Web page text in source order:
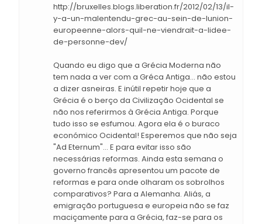
http://bruxelles.blogs.liberation.fr/2012/02/13/il-
y-a-un-malentendu-grec-au-sein-de-lunion-
europeenne-alors-quil-ne-viendrait-a-lidee-
de-personne-dev/
Quando eu digo que a Grécia Moderna não
tem nada a ver com a Gréca Antiga... não estou
a dizer asneiras. E inútil repetir hoje que a
Grécia é o berço da Civilização Ocidental se
não nos referirmos à Grécia Antiga. Porque
tudo isso se esfumou. Agora ela é o buraco
económico Ocidental! Esperemos que não seja
"Ad Eternum"... E para evitar isso são
necessárias reformas. Ainda esta semana o
governo francês apresentou um pacote de
reformas e para onde olharam os sobrolhos
comparativos? Para a Alemanha. Aliás, a
emigração portuguesa e europeia não se faz
maciçamente para a Grécia, faz-se para os